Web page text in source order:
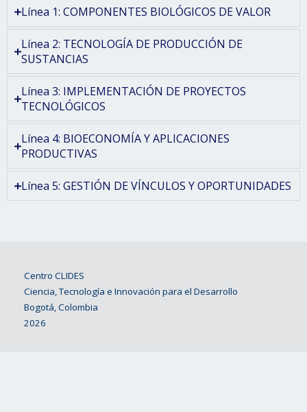
Línea 1: COMPONENTES BIOLÓGICOS DE VALOR
Línea 2: TECNOLOGÍA DE PRODUCCIÓN DE
SUSTANCIAS
Línea 3: IMPLEMENTACIÓN DE PROYECTOS
TECNOLÓGICOS
Línea 4: BIOECONOMÍA Y APLICACIONES
PRODUCTIVAS
Línea 5: GESTIÓN DE VÍNCULOS Y OPORTUNIDADES
Centro CLIDES
Ciencia, Tecnología e Innovación para el Desarrollo
Bogotá, Colombia
2026